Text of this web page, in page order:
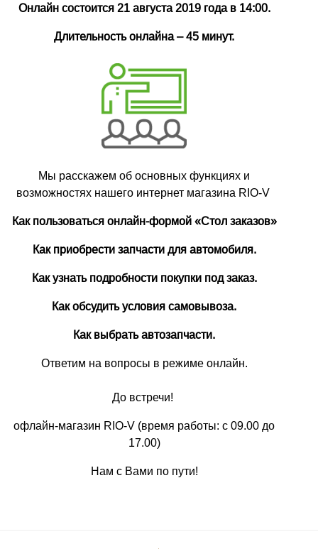
Онлайн состоится 21 августа 2019 года в 14:00.
Длительность онлайна – 45 минут.
Мы расскажем об основных функциях и
возможностях нашего интернет магазина RIO-V
Как пользоваться онлайн-формой «Стол заказов»
Как приобрести запчасти для автомобиля.
Как узнать подробности покупки под заказ.
Как обсудить условия самовывоза.
Как выбрать автозапчасти.
Ответим на вопросы в режиме онлайн.
До встречи!
офлайн-магазин RIO-V (время работы: с 09.00 до
17.00)
Нам с Вами по пути!